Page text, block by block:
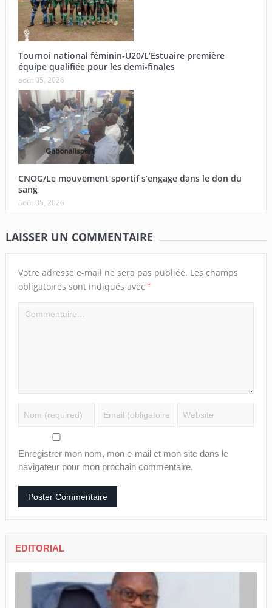
Tournoi national féminin-U20/L’Estuaire première
équipe qualifiée pour les demi-finales
août 05, 2026
CNOG/Le mouvement sportif s’engage dans le don du
sang
août 05, 2026
LAISSER UN COMMENTAIRE
Votre adresse e-mail ne sera pas publiée. Les champs
obligatoires sont indiqués avec *
Enregistrer mon nom, mon e-mail et mon site dans le
navigateur pour mon prochain commentaire.
EDITORIAL